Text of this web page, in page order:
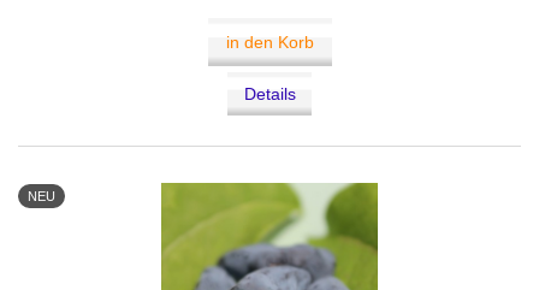
in den Korb
Details
NEU